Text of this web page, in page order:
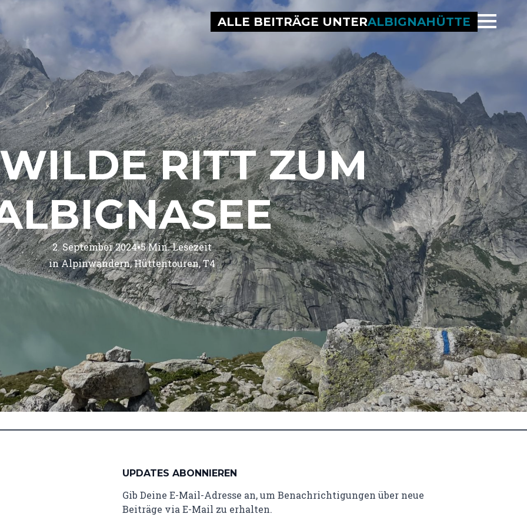
ALLE BEITRÄGE UNTERALBIGNAHÜTTE
RITT ZUM
2. September 2024•5Min. Lesezeit
in Alpinwandern Hüttentouren T4
UPDATES ABONNIEREN
Gib Deine E-Mail-Adresse an, um Benachrichtigungen über neue
Beiträge via E-Mail zu erhalten.